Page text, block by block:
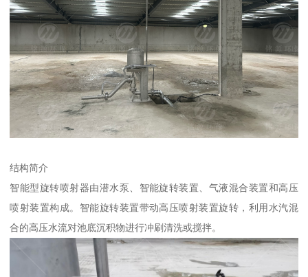
结构简介
智能型旋转喷射器由潜水泵、智能旋转装置、气液混合装置和高压
喷射装置构成。智能旋转装置带动高压喷射装置旋转，利用水汽混
合的高压水流对池底沉积物进行冲刷清洗或搅拌。